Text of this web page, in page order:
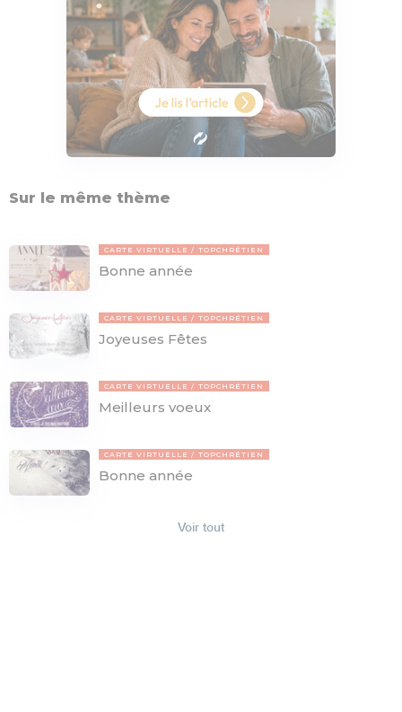
Sur le même thème
CARTE VIRTUELLE TOPCHRÉTIEN
Bonne année
CARTE VIRTUELLE TOPCHRÉTIEN
Joyeuses Fêtes
CARTE VIRTUELLE TOPCHRÉTIEN
Meilleurs voeux
CARTE VIRTUELLE TOPCHRÉTIEN
Bonne année
Voir tout